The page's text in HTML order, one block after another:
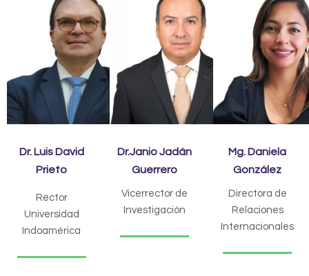
Dr. Luis David
Prieto
Rector
Universidad
Indoamérica
Dr.Janio Jadán
Guerrero
Vicerrector de
Investigación
Mg. Daniela
González
Directora de
Relaciones
Internacionales